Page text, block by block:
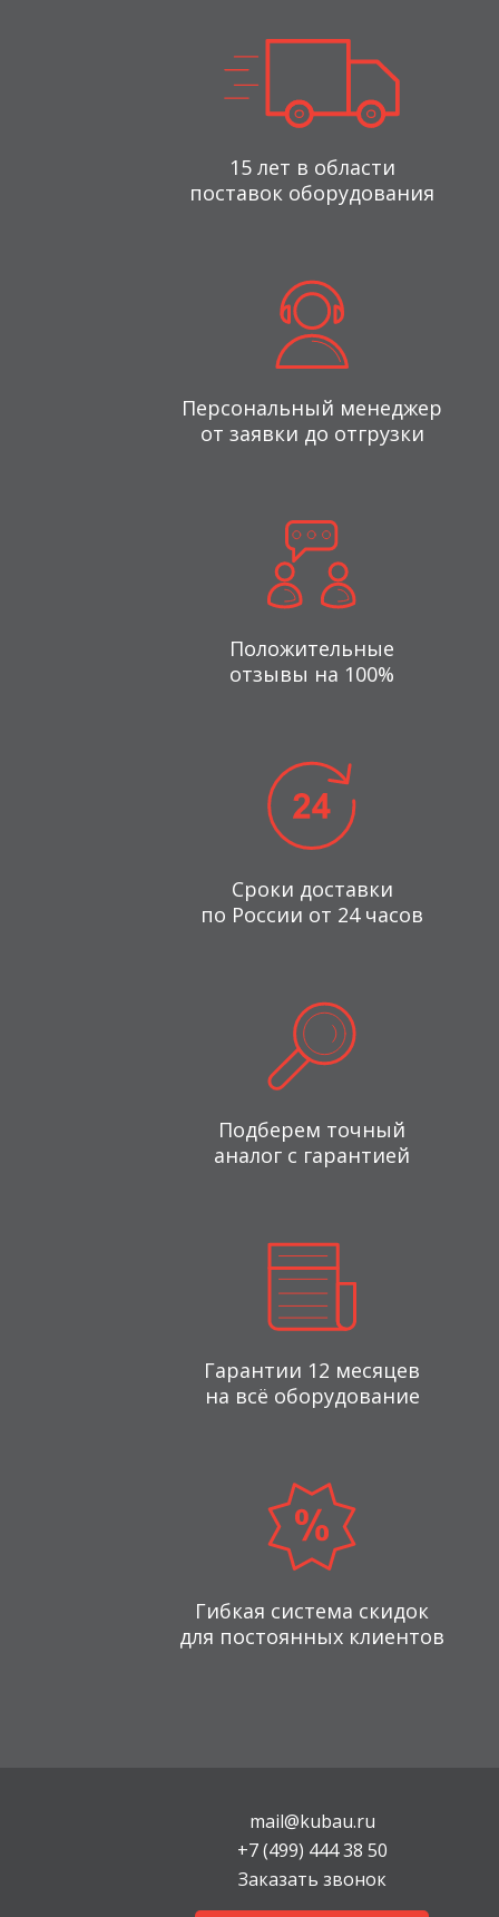
15 лет в области
поставок оборудования
Персональный менеджер
от заявки до отгрузки
Положительные
отзывы на 100%
Сроки доставки
по России от 24 часов
Подберем точный
аналог с гарантией
Гарантии 12 месяцев
на всё оборудование
Гибкая система скидок
для постоянных клиентов
mail@kubau.ru
+7 (499) 444 38 50
Заказать звонок